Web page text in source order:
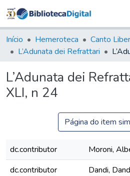
&
Tudo na
Digital
Início Hemeroteca
L’Adunata dei Refrattari
L’Adunata dei
XLI, n 24
Página do item
dc.contributor
Moroni,
dc.contributor
Dandi,